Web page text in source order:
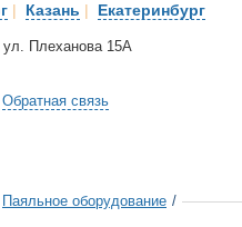
| Казань | Екатеринбург
ул. Плеханова 15А
Обратная связь
Паяльное оборудование /